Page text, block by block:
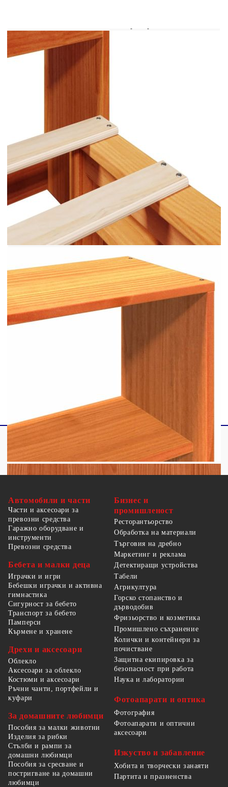
спалнята ви и я прави идеална за малки или
ограничени пространства. Полезно е да
знаете:Матракът не е включен в това легло.
Предлагаме разнообразна селекция от матраци.
Можете да разгледате нашия магазин за
подходящ матрак.Тази рамка за легло е с ламели
Материал: Масивна борова дървесина
Общи размери: 223 x 146 x 110 см (Д x Ш x
Необходим е монтаж
Рамка за легло:
Общи размери: 200 x 140 x 25,5 cм (Д x Ш
За матрак с размери: 140 x 200 cм (Ш x Д)
(матракът не е включен)
Табла за книги:
Размери: 146 x 23 x 110 см (Ш x Д x В)
Подходяща за матрак с ширина: 140 см
С отделения за съхранение
Автомобили и части
Части и аксесоари за
превозни средства
Гаражно оборудване и
инструменти
Превозни средства
Бебета и малки деца
Играчки и игри
Бебешки играчки и активна
гимнастика
Сигурност за бебето
Транспорт за бебето
Памперси
Кърмене и хранене
Дрехи и аксесоари
Облекло
Аксесоари за облекло
Костюми и аксесоари
Ръчни чанти, портфейли и
куфари
За домашните любимци
Пособия за малки животни
Изделия за рибки
Стълби и рампи за
домашни любимци
Пособия за сресване и
постригване на домашни
любимци
Бизнес и
промишленост
Ресторантьорство
Обработка на материали
Търговия на дребно
Маркетинг и реклама
Детектиращи устройства
Табели
Агрикултура
Горско стопанство и
дърводобив
Фризьорство и козметика
Промишлено съхранение
Колички и контейнери за
почистване
Защитна екипировка за
безопасност при работа
Наука и лаборатории
Фотоапарати и оптика
Фотография
Фотоапарати и оптични
аксесоари
Изкуство и забавление
Хобита и творчески занаяти
Партита и празненства